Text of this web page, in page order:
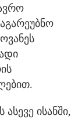
ისანში,